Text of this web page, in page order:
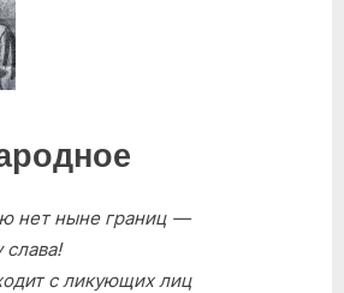
нет ныне границ —
с ликующих лиц